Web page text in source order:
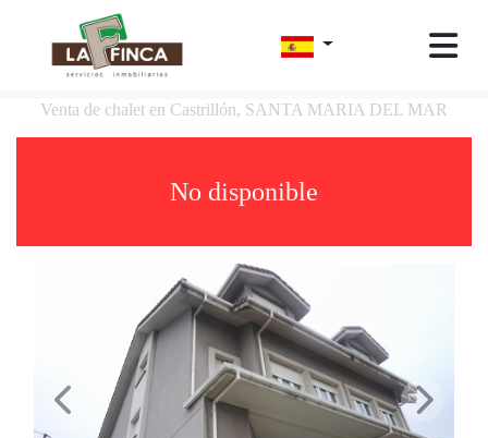
Venta de chalet en Castrillón, SANTA MARIA DEL MAR
No disponible